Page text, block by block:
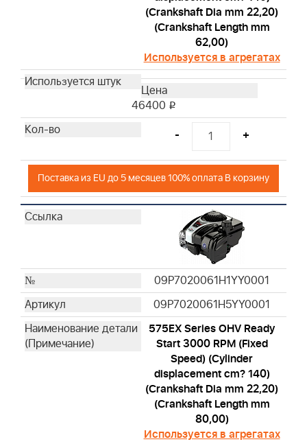
(Crankshaft Dia mm 22,20)
(Crankshaft Length mm
62,00)
Используется в агрегатах
46400 i
- +
Поставка из EU до 5 месяцев 100% оплата В корзину
09P7020061H1YY0001
09P7020061H5YY0001
575EX Series OHV Ready
Start 3000 RPM (Fixed
Speed) (Cylinder
displacement cm? 140)
(Crankshaft Dia mm 22,20)
(Crankshaft Length mm
80,00)
Используется в агрегатах